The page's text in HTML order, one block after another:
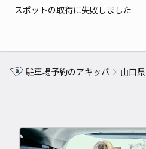
スポットの取得に失敗しました
駐車場予約のアキッパ 山口県